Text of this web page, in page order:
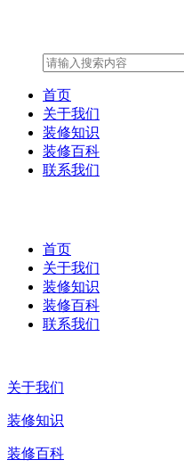
首页
关于我们
装修知识
装修百科
联系我们
首页
关于我们
装修知识
装修百科
联系我们
关于我们
装修知识
装修百科